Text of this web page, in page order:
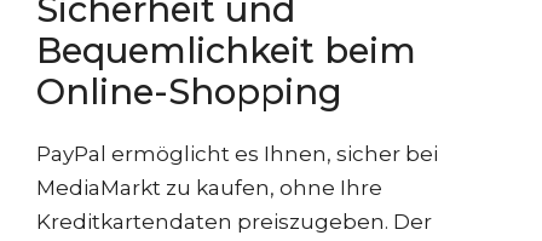
Sicherheit und
Bequemlichkeit beim
Online-Shopping
PayPal ermöglicht es Ihnen, sicher bei
MediaMarkt zu kaufen, ohne Ihre
Kreditkartendaten preiszugeben. Der